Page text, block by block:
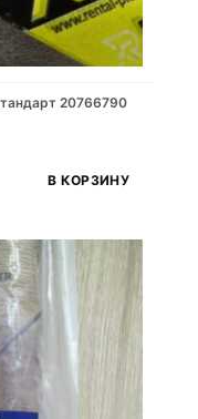
20766790
В КОРЗИНУ